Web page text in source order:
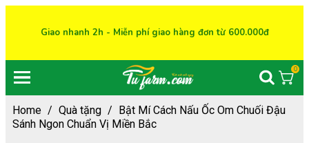
Giao nhanh 2h - Miễn phí giao hàng đơn từ 600.000đ
0
Home / Quà tặng / Bật Mí Cách Nấu Ốc Om Chuối Đậu
Sánh Ngon Chuẩn Vị Miền Bắc